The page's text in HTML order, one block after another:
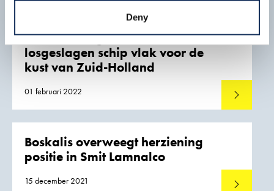
Deny
Boskalis bergt met succes
losgeslagen schip vlak voor de
kust van Zuid-Holland
01 februari 2022 Lees meer
Boskalis overweegt herziening
positie in Smit Lamnalco
15 december 2021 Lees meer